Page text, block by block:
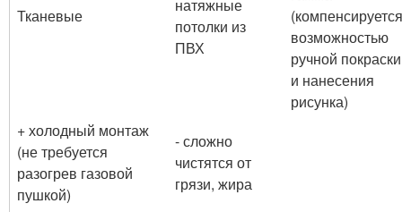
Тканевые
натяжные
потолки из
ПВХ
(компенсируется
возможностью
ручной покраски
и нанесения
рисунка)
+ холодный монтаж
(не требуется
разогрев газовой
пушкой)
- сложно
чистятся от
грязи, жира